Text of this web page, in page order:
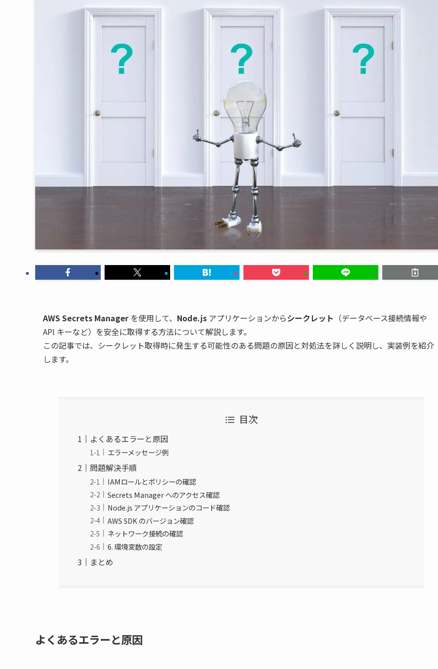
AWS Secrets Manager を使用して、 Node.js アプリケーションからシークレット （データベース接続情報や
API キーなど）を安全に取得する方法について解説します。
この記事では、シークレット取得時に発生する可能性のある問題の原因と対処法を詳しく説明し、実装例を紹介
します。
目次
よくあるエラーと原因
エラーメッセージ例
問題解決手順
IAMロールとポリシーの確認
Secrets Manager へのアクセス確認
Node.js アプリケーションのコード確認
AWS SDK のバージョン確認
ネットワーク接続の確認
6. 環境変数の設定
まとめ
よくあるエラーと原因